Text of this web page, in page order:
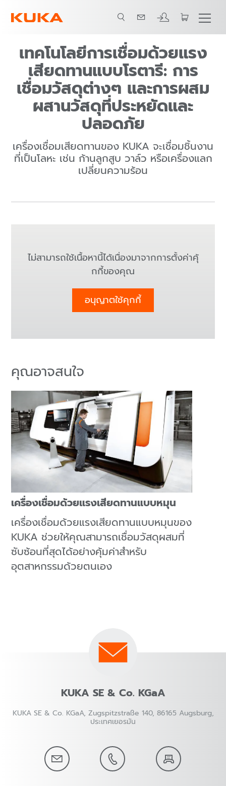
เทคโนโลยีการเชื่อมด้วยแรง
เสียดทานแบบโรตารี: การ
เชื่อมวัสดุต่างๆ และการผสม
ผสานวัสดุที่ประหยัดและ
ปลอดภัย
เครื่องเชื่อมเสียดทานของ KUKA จะเชื่อมชิ้นงาน
ที่เป็นโลหะ เช่น ก้านลูกสูบ วาล์ว หรือเครื่องแลก
เปลี่ยนความร้อน
ไม่สามารถใช้เนื้อหานี้ได้เนื่องมาจากการตั้งค่าคุ้
กกี้ของคุณ
อนุญาตใช้คุกกี้
คุณอาจสนใจ
เครื่องเชื่อมด้วยแรงเสียดทานแบบหมุน
เครื่องเชื่อมด้วยแรงเสียดทานแบบหมุนของ
KUKA ช่วยให้คุณสามารถเชื่อมวัสดุผสมที่
ซับซ้อนที่สุดได้อย่างคุ้มค่าสำหรับ
อุตสาหกรรมด้วยตนเอง
KUKA SE & Co. KGaA
KUKA SE & Co. KGaA, Zugspitzstraße 140, 86165 Augsburg,
ประเทศเยอรมัน